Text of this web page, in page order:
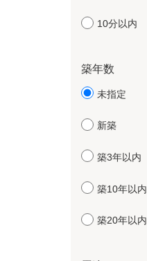
10分以内
築年数
未指定
新築
築3年以内
築10年以内
築20年以内